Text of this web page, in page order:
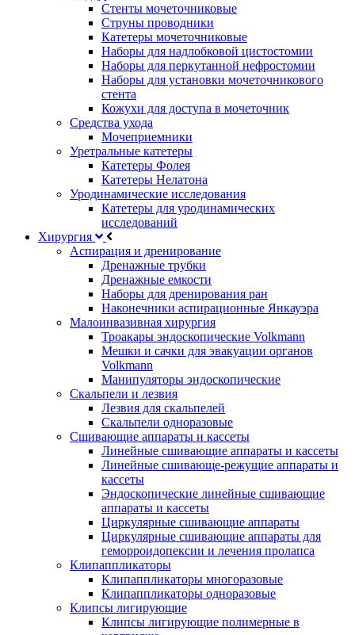
Стенты мочеточниковые
Струны проводники
Катетеры мочеточниковые
Наборы для надлобковой цистостомии
Наборы для перкутанной нефростомии
Наборы для установки мочеточникового
стента
Кожухи для доступа в мочеточник
Средства ухода
Мочеприемники
Уретральные катетеры
Катетеры Фолея
Катетеры Нелатона
Уродинамические исследования
Катетеры для уродинамических
исследований
Хирургия
Аспирация и дренирование
Дренажные трубки
Дренажные емкости
Наборы для дренирования ран
Наконечники аспирационные Янкауэра
Малоинвазивная хирургия
Троакары эндоскопические Volkmann
Мешки и сачки для эвакуации органов
Volkmann
Манипуляторы эндоскопические
Скальпели и лезвия
Лезвия для скальпелей
Скальпели одноразовые
Сшивающие аппараты и кассеты
Линейные сшивающие аппараты и кассеты
Линейные сшивающе-режущие аппараты и
кассеты
Эндоскопические линейные сшивающие
аппараты и кассеты
Циркулярные сшивающие аппараты
Циркулярные сшивающие аппараты для
геморроидопексии и лечения пролапса
Клипаппликаторы
Клипаппликаторы многоразовые
Клипаппликаторы одноразовые
Клипсы лигирующие
Клипсы лигирующие полимерные в